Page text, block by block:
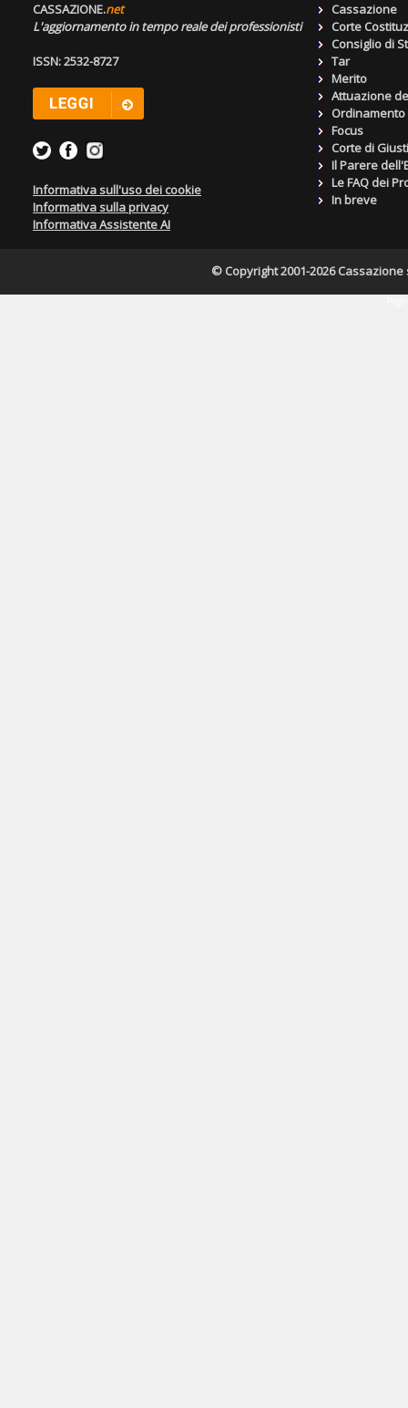
CASSAZIONE.net
L'aggiornamento in tempo reale dei professionisti
ISSN: 2532-8727
Informativa sull'uso dei cookie
Informativa sulla privacy
Informativa Assistente AI
Cassazione
Corte
Consiglio di
Tar
Merito
Attuazione
Focus
Corte di
Il Parere
Le FAQ dei
In breve
© Copyright 2001-2026 Cassazione